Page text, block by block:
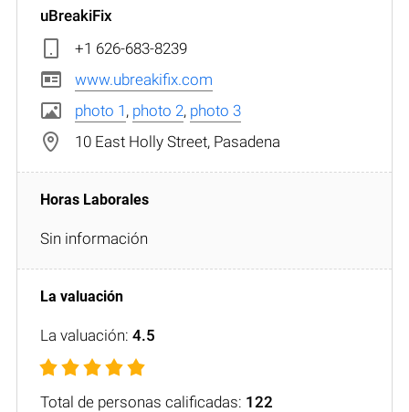
uBreakiFix
+1 626-683-8239
www.ubreakifix.com
photo 1 , photo 2, photo 3
10 East Holly Street, Pasadena
Sin información
La valuación: 4.5
Total de personas calificadas: 122